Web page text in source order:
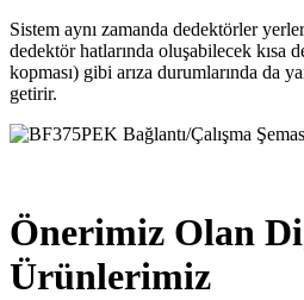
Sistem aynı zamanda dedektörler
dedektör hatlarında oluşabilecek kısa
kopması) gibi arıza durumlarında da
getirir.
Önerimiz Olan
Ürünlerimiz